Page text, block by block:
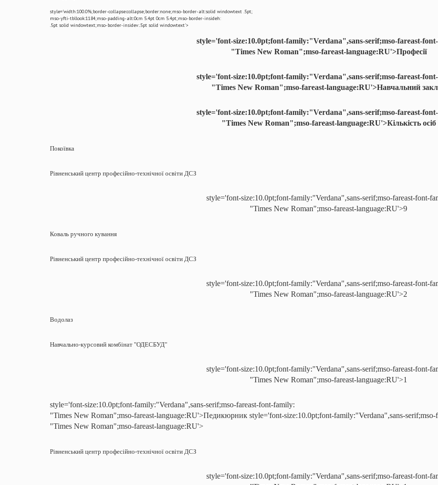
style='width:100.0%;border-collapse:collapse;border:none;mso-border-alt:solid windowtext .5pt;
mso-yfti-tbllook:1184;mso-padding-alt:0cm 5.4pt 0cm 5.4pt;mso-border-insideh:
.5pt solid windowtext;mso-border-insidev:.5pt solid windowtext'>
style='font-size:10.0pt;font-family:"Verdana",sans-serif;mso-fareast-
"Times New Roman";mso-fareast-language:RU'>Професії
style='font-size:10.0pt;font-family:"Verdana",sans-serif;mso-fareast-
"Times New Roman";mso-fareast-language:RU'>Навчальний
style='font-size:10.0pt;font-family:"Verdana",sans-serif;mso-fareast-
"Times New Roman";mso-fareast-language:RU'>Кількість осіб
Покоївка
Рівненський центр професійно-технічної освіти ДСЗ
style='font-size:10.0pt;font-family:"Verdana",sans-serif;mso-fareast-font-
"Times New Roman";mso-fareast-language:RU'>9
Коваль ручного кування
Рівненський центр професійно-технічної освіти ДСЗ
style='font-size:10.0pt;font-family:"Verdana",sans-serif;mso-fareast-font-
"Times New Roman";mso-fareast-language:RU'>2
Водолаз
Навчально-курсовий комбінат "ОДЕСБУД"
style='font-size:10.0pt;font-family:"Verdana",sans-serif;mso-fareast-font-
"Times New Roman";mso-fareast-language:RU'>1
style='font-size:10.0pt;font-family:"Verdana",sans-serif;mso-fareast-font-family:
"Times New Roman";mso-fareast-language:RU'>Педикюрник style='font-size:10.0pt;font-family:"Verdana",sans-
"Times New Roman";mso-fareast-language:RU'>
Рівненський центр професійно-технічної освіти ДСЗ
style='font-size:10.0pt;font-family:"Verdana",sans-serif;mso-fareast-font-